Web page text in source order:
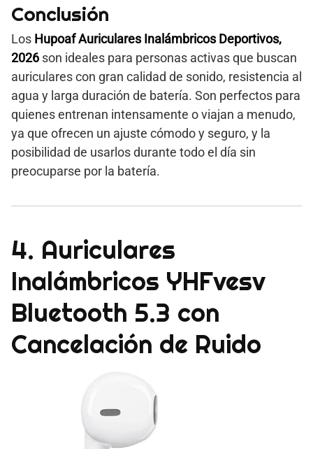
Conclusión
Los Hupoaf Auriculares Inalámbricos Deportivos,
2026 son ideales para personas activas que buscan
auriculares con gran calidad de sonido, resistencia al
agua y larga duración de batería. Son perfectos para
quienes entrenan intensamente o viajan a menudo,
ya que ofrecen un ajuste cómodo y seguro, y la
posibilidad de usarlos durante todo el día sin
preocuparse por la batería.
4. Auriculares
Inalámbricos YHFvesv
Bluetooth 5.3 con
Cancelación de Ruido